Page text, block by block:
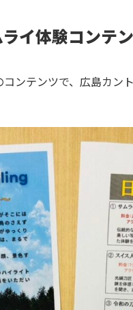
イ体験コンテ
ンテンツで、広島カン